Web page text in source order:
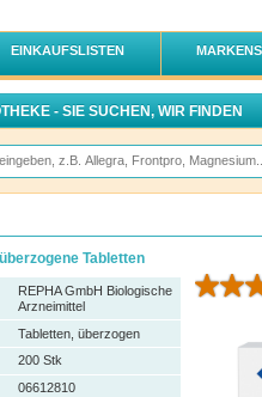
EINKAUFSLISTEN
- SIE SUCHEN, WIR FINDEN
Tabletten
REPHA GmbH Biologische
Arzneimittel
Tabletten, überzogen
200 Stk
06612810